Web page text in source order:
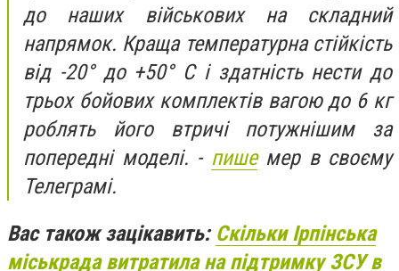
до наших військових на складний
напрямок. Краща температурна стійкість
від -20° до +50° C і здатність нести до
трьох бойових комплектів вагою до 6 кг
роблять його втричі потужнішим за
попередні моделі. - пишемер в своєму
Телеграмі.
Вас також зацікавить: Скільки Ірпінська
міськрада витратила на підтримку ЗСУ в